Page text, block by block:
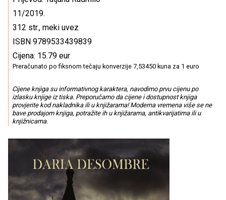
11/2019.
312 str., meki uvez
ISBN 9789533439839
Cijena: 15.79 eur
Preračunato po fiksnom tečaju konverzije 7,53450 kuna za 1 euro
Cijene knjiga su informativnog karaktera, navodimo prvu cijenu po
izlasku knjige iz tiska. Preporučamo da cijene i dostupnost knjiga
provjerite kod nakladnika ili u knjižarama! Moderna vremena više se ne
bave prodajom knjiga, potražite ih u knjižarama, antikvarijatima ili u
knjižnicama.